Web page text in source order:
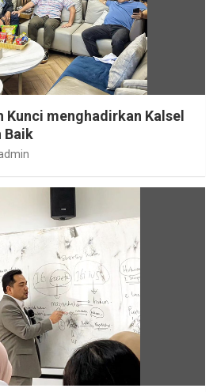
Kunci menghadirkan Kalsel
Baik